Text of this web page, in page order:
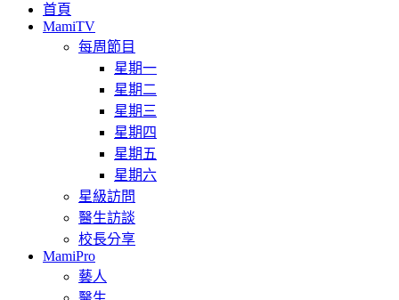
首頁
MamiTV
每周節目
星期一
星期二
星期三
星期四
星期五
星期六
星級訪問
醫生訪談
校長分享
MamiPro
藝人